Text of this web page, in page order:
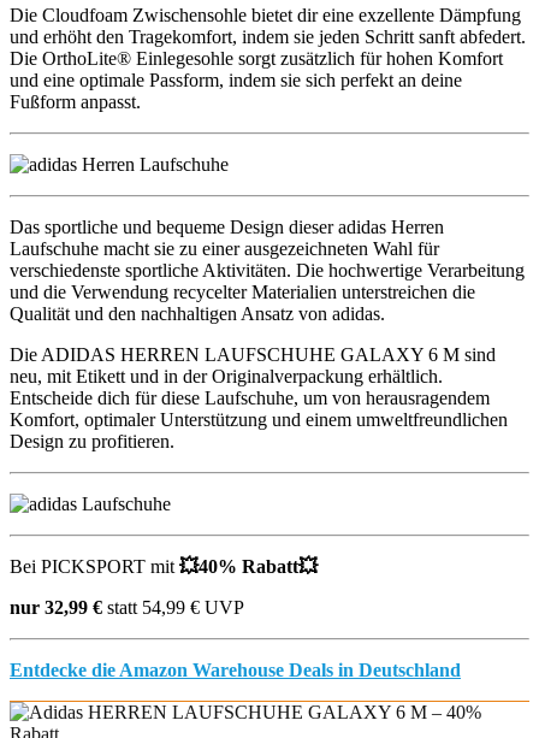
Die Cloudfoam Zwischensohle bietet dir eine exzellente Dämpfung
und erhöht den Tragekomfort, indem sie jeden Schritt sanft abfedert.
Die OrthoLite® Einlegesohle sorgt zusätzlich für hohen Komfort
und eine optimale Passform, indem sie sich perfekt an deine
Fußform anpasst.
Das sportliche und bequeme Design dieser adidas Herren
Laufschuhe macht sie zu einer ausgezeichneten Wahl für
verschiedenste sportliche Aktivitäten. Die hochwertige Verarbeitung
und die Verwendung recycelter Materialien unterstreichen die
Qualität und den nachhaltigen Ansatz von adidas.
Die ADIDAS HERREN LAUFSCHUHE GALAXY 6 M sind
neu, mit Etikett und in der Originalverpackung erhältlich.
Entscheide dich für diese Laufschuhe, um von herausragendem
Komfort, optimaler Unterstützung und einem umweltfreundlichen
Design zu profitieren.
Bei PICKSPORT mit 💥40% Rabatt💥
nur 32,99 € statt 54,99 € UVP
Entdecke die Amazon Warehouse Deals in Deutschland